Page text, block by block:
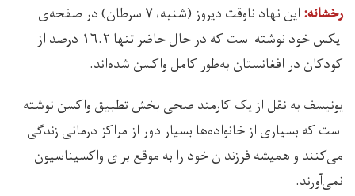
رخشانه:
اين نهاد ناوقت دیروز (شنبه، ۷ سرطان) در صفحه‌ی
ایکس خود نوشته است که در حال حاضر تنها ۱۶.۲ درصد از
کودکان در افغانستان به‌طور کامل واکسن شده‌اند.
یونیسف به نقل از یک کارمند صحی بخش تطبیق واکسن نوشته
است که بسیاری از خانواده‌ها بسیار دور از مراکز درمانی زندگی
می‌کنند و همیشه فرزندان خود را به موقع برای واکسیناسیون
نمی‌آورند.